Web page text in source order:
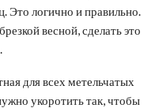
Это логично и правильно.
весной, сделать это
для всех метельчатых
укоротить так, чтобы